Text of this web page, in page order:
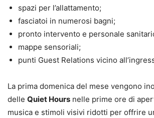
spazi per l’allattamento;
fasciatoi in numerosi bagni;
pronto intervento e personale
mappe sensoriali;
punti Guest Relations vicino
La prima domenica del mese vengono
delle Quiet Hours nelle prime ore di
musica e stimoli visivi ridotti per offrire